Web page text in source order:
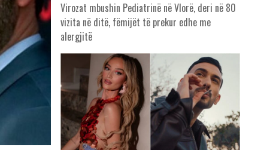
Virozat mbushin Pediatrinë në Vlorë, deri në 80
vizita në ditë, fëmijët të prekur edhe me
alergjitë